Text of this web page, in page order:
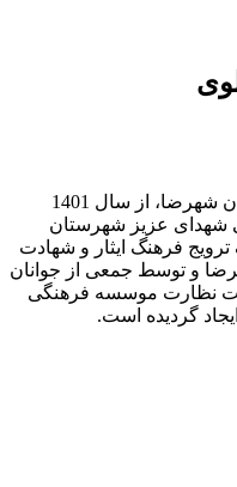
پایگاه جامع اطلاعات شهدای شهرستان شهرضا، از سال 1401
شهدای عزیز شهرستان
فرهنگ ایثار و شهادت
و توسط جمعی از جوانان
نظارت موسسه فرهنگی
گردیده است.